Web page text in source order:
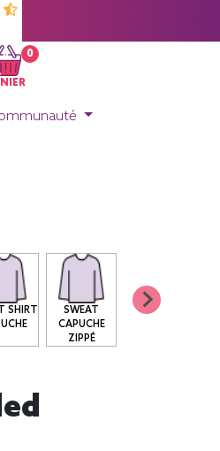
0
SHIRT
SWEAT
CAPUCHE
ZIPPÉ